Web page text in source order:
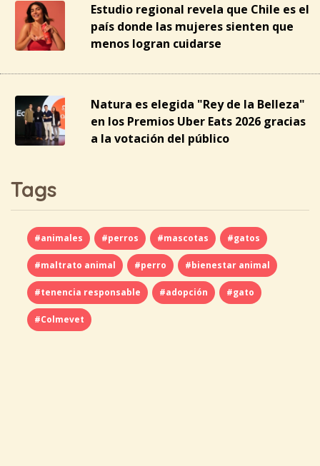
Estudio regional revela que Chile es el
país donde las mujeres sienten que
menos logran cuidarse
Natura es elegida "Rey de la Belleza"
en los Premios Uber Eats 2026 gracias
a la votación del público
Tags
#animales #perros #mascotas #gatos
#maltrato animal #perro #bienestar animal
#tenencia responsable #adopción #gato
#Colmevet